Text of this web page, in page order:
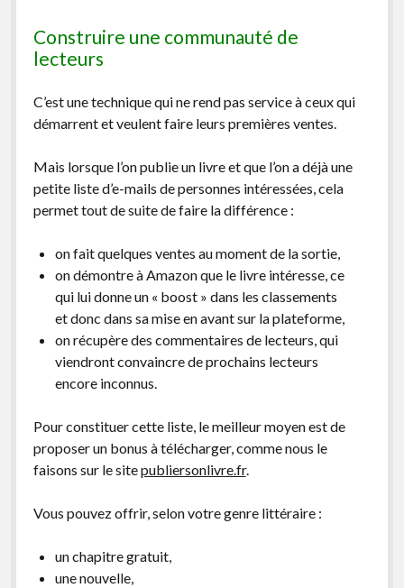
Construire une communauté de
lecteurs
C’est une technique qui ne rend pas service à ceux qui
démarrent et veulent faire leurs premières ventes.
Mais lorsque l’on publie un livre et que l’on a déjà une
petite liste d’e-mails de personnes intéressées, cela
permet tout de suite de faire la différence :
on fait quelques ventes au moment de la sortie,
on démontre à Amazon que le livre intéresse, ce
qui lui donne un « boost » dans les classements
et donc dans sa mise en avant sur la plateforme,
on récupère des commentaires de lecteurs, qui
viendront convaincre de prochains lecteurs
encore inconnus.
Pour constituer cette liste, le meilleur moyen est de
proposer un bonus à télécharger, comme nous le
faisons sur le sitepubliersonlivre.fr.
Vous pouvez offrir, selon votre genre littéraire :
un chapitre gratuit,
une nouvelle,